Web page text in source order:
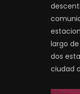
largo
dos
ciudad